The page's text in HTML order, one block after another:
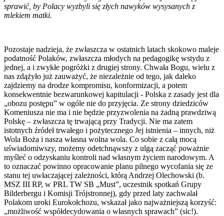
sprawić, by Polacy wyzbyli się złych nawyków wysysanych z
mlekiem matki.
Pozostaje nadzieja, że zwłaszcza w ostatnich latach skokowo maleje
podatność Polaków, zwłaszcza młodych na pedagogikę wstydu z
jednej, a i zwykłe pogróżki z drugiej strony. Chwała Bogu, wielu z
nas zdążyło już zauważyć, że niezależnie od tego, jak daleko
zajdziemy na drodze kompromisu, konformizacji, a potem
konsekwentnie bezwarunkowej kapitulacji - Polska z zasady jest dla
„obozu postępu” w ogóle nie do przyjęcia. Ze strony dziedziców
Komeniusza nie ma i nie będzie przyzwolenia na żadną prawdziwą
Polskę – zwłaszcza tę trwającą przy Tradycji. Nie ma zatem
istotnych źródeł trwałego i pożytecznego Jej istnienia – innych, niż
Wola Boża i nasza własna wolna wola. Co sobie z całą mocą
uświadomiwszy, możemy odetchnąwszy z ulgą zacząć poważnie
myśleć o odzyskaniu kontroli nad własnym życiem narodowym. A
to oznaczać powinno opracowanie planu pilnego wycofania się ze
stanu tej uwłaczającej zależności, którą Andrzej Olechowski (b.
MSZ III RP, w PRL TW SB „Must”, uczestnik spotkań Grupy
Bilderbergu i Komisji Trójstronnej), gdy przed laty zachwalał
Polakom uroki Eurokołchozu, wskazał jako najważniejszą korzyść:
„możliwość współdecydowania o własnych sprawach” (sic!).